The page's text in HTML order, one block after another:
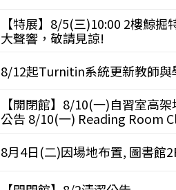
【特展】8/5(三)10:00 2樓鯨
大聲響，敬請見諒!
8/12起Turnitin系統更新教師與
【開閉館】8/10(一)自習室高
公告 8/10(一) Reading Room
8月4日(二)因場地布置, 圖書館